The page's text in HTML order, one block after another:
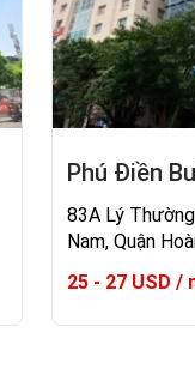
Phú Điền
83A Lý
Nam, Quận
25 - 27 USD /